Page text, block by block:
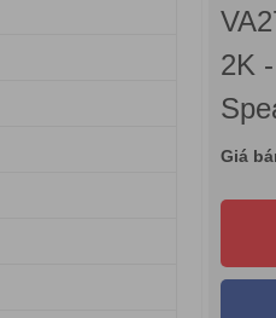
2K
Giá